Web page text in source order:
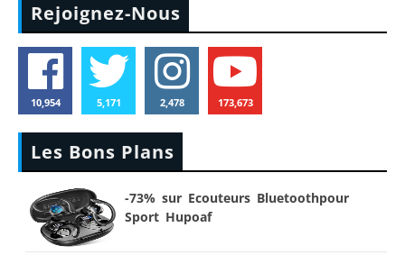
Rejoignez-Nous
10,954 5,171 2,478 173,673
Les Bons Plans
-73% sur Ecouteurs Bluetoothpour
Sport Hupoaf